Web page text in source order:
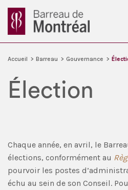
Accueil > Barreau > Gouvernance >
Élection
Chaque année, en avril, le
élections, conformément au
pourvoir les postes
échu au sein de son Conseil.